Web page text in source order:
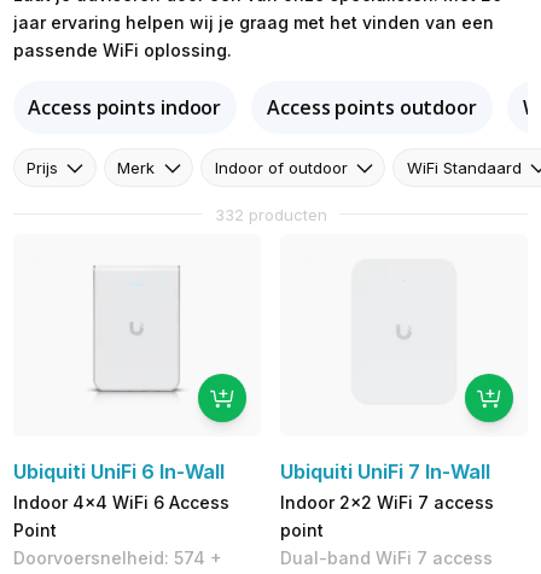
jaar ervaring helpen wij je graag met het vinden van een
passende WiFi oplossing.
Access points indoor Access points outdoor
Prijs Merk Indoor of outdoor WiFi Standaard
332 producten
Ubiquiti UniFi 6 In-Wall
Indoor 4x4 WiFi 6 Access
Point
Doorvoersnelheid: 574 +
Ubiquiti UniFi 7 In-Wall
Indoor 2x2 WiFi 7 access
point
Dual-band WiFi 7 access